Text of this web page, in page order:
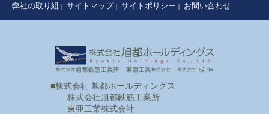
弊社の取り組 ｜ サイトマップ ｜ サイトポリシー ｜ お問い合わせ
■株式会社 旭都ホールディングス
株式会社旭都鉄筋工業所
東亜工業株式会社